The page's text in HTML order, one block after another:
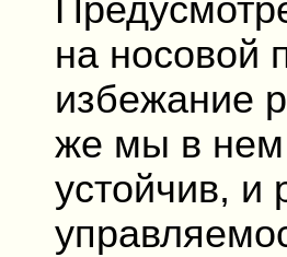
на носовой
избежание
же мы в нем
устойчив, и